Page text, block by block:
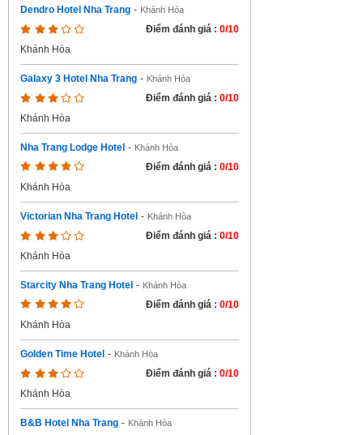
Dendro Hotel Nha Trang - Khánh Hòa
Điểm đánh giá : 0/10
Khánh Hòa
Galaxy 3 Hotel Nha Trang - Khánh Hòa
Điểm đánh giá : 0/10
Khánh Hòa
Nha Trang Lodge Hotel - Khánh Hòa
Điểm đánh giá : 0/10
Khánh Hòa
Victorian Nha Trang Hotel - Khánh Hòa
Điểm đánh giá : 0/10
Khánh Hòa
Starcity Nha Trang Hotel - Khánh Hòa
Điểm đánh giá : 0/10
Khánh Hòa
Golden Time Hotel - Khánh Hòa
Điểm đánh giá : 0/10
Khánh Hòa
B&B Hotel Nha Trang - Khánh Hòa